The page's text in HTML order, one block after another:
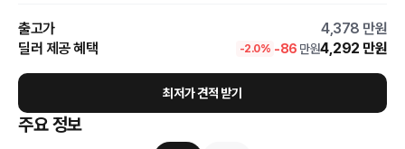
출고가 4,378 만원
딜러 제공 혜택
-2.0% -86 만원4,292 만원
최저가 견적 받기
주요 정보